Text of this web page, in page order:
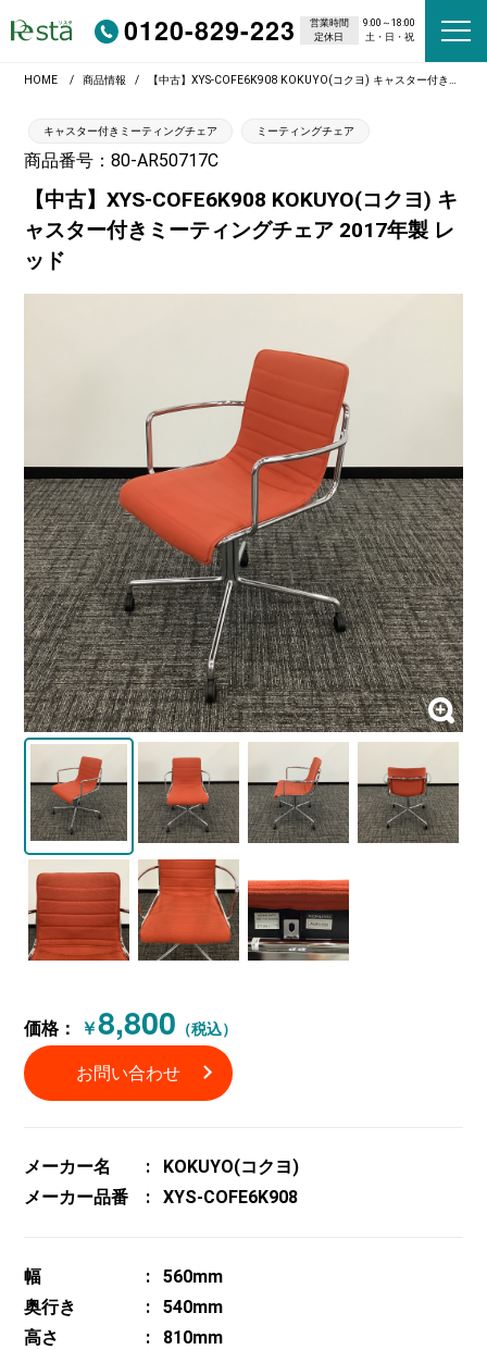
0120-829-223 営業時間
9:00～18:00
定休日
土・日・祝
HOME 商品情報 【中古】XYS-COFE6K908 KOKUYO(コクヨ) キャスター付きミーティングチェア 2017年製 レッド
キャスター付きミーティングチェア ミーティングチェア
商品番号：80-AR50717C
【中古】XYS-COFE6K908 KOKUYO(コクヨ) キ
ャスター付きミーティングチェア 2017年製 レ
ッド
価格： ￥8,800 （税込）
お問い合わせ
メーカー名
KOKUYO(コクヨ)
メーカー品番
XYS-COFE6K908
幅
560mm
奥行き
540mm
高さ
810mm